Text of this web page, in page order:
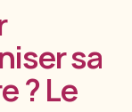
sa
? Le